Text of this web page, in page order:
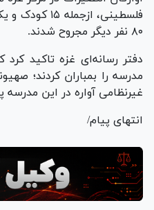
فلسطینی،
۸۰ نفر دیگر مجروح شدند.
دفتر رسانه‌ای غزه تاکید
مدرسه را بمباران کردند؛
غیرنظامی آواره در این مدرسه
انتهای پیام/